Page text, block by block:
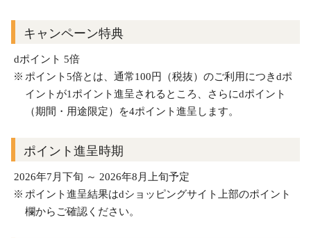
キャンペーン特典
dポイント 5倍
ポイント5倍とは、通常100円（税抜）のご利用につきdポ
イントが1ポイント進呈されるところ、さらにdポイント
（期間・用途限定）を4ポイント進呈します。
ポイント進呈時期
2026年7月下旬 ～ 2026年8月上旬予定
ポイント進呈結果はdショッピングサイト上部のポイント
欄からご確認ください。